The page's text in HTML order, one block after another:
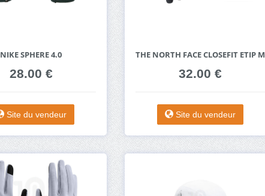
NIKE SPHERE 4.0
28.00 €
Site du vendeur
THE NORTH FACE CLOSEFIT ETIP M
32.00 €
Site du vendeur